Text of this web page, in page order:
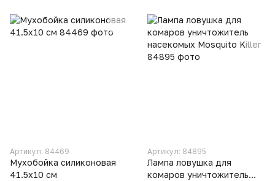
Артикул: 84469
Мухобойка силиконовая
41.5х10 см
Артикул: 84895
Лампа ловушка для
комаров уничтожитель